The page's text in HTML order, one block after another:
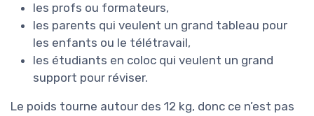
les profs ou formateurs,
les parents qui veulent un grand tableau pour
les enfants ou le télétravail,
les étudiants en coloc qui veulent un grand
support pour réviser.
Le poids tourne autour des 12 kg, donc ce n’est pas